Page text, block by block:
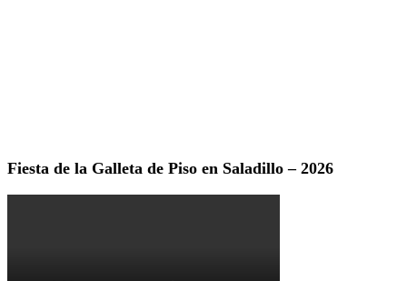
Fiesta de la Galleta de Piso en Saladillo – 2026